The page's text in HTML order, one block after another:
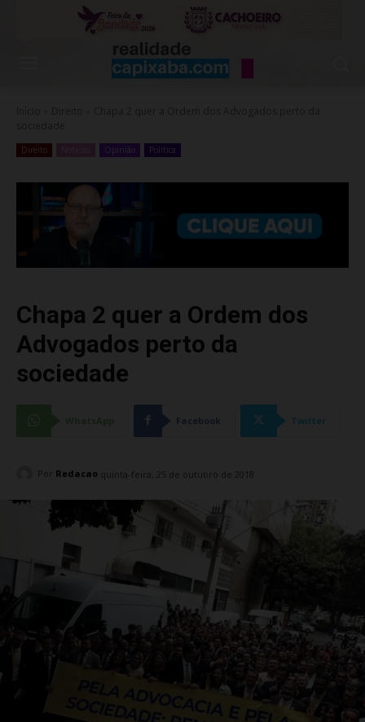
Direito Opinião Política
Chapa 2 quer a Ordem dos
Advogados perto da
sociedade
Facebook Twitter
Por Redacao quinta-feira, 25 de outubro de 2018